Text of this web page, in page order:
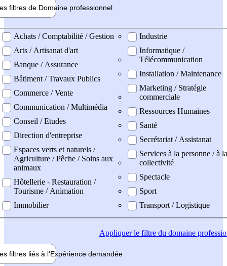
filtres de Domaine professionnel
professionel
Achats / Comptabilité / Gestion
Arts / Artisanat d'art
Banque / Assurance
Bâtiment / Travaux Publics
Commerce / Vente
Communication / Multimédia
Conseil / Etudes
Direction d'entreprise
Espaces verts et naturels /
Agriculture / Pêche / Soins aux
animaux
Hôtellerie - Restauration /
Tourisme / Animation
Immobilier
Industrie
Informatique /
Télécommunication
Installation / Maintenance
Marketing / Stratégie
commerciale
Ressources Humaines
Santé
Secrétariat / Assistanat
Services à la personne / à la
collectivité
Spectacle
Sport
Transport / Logistique
Appliquerle filtre du domaine
filtres liés à l'Expérience demandée